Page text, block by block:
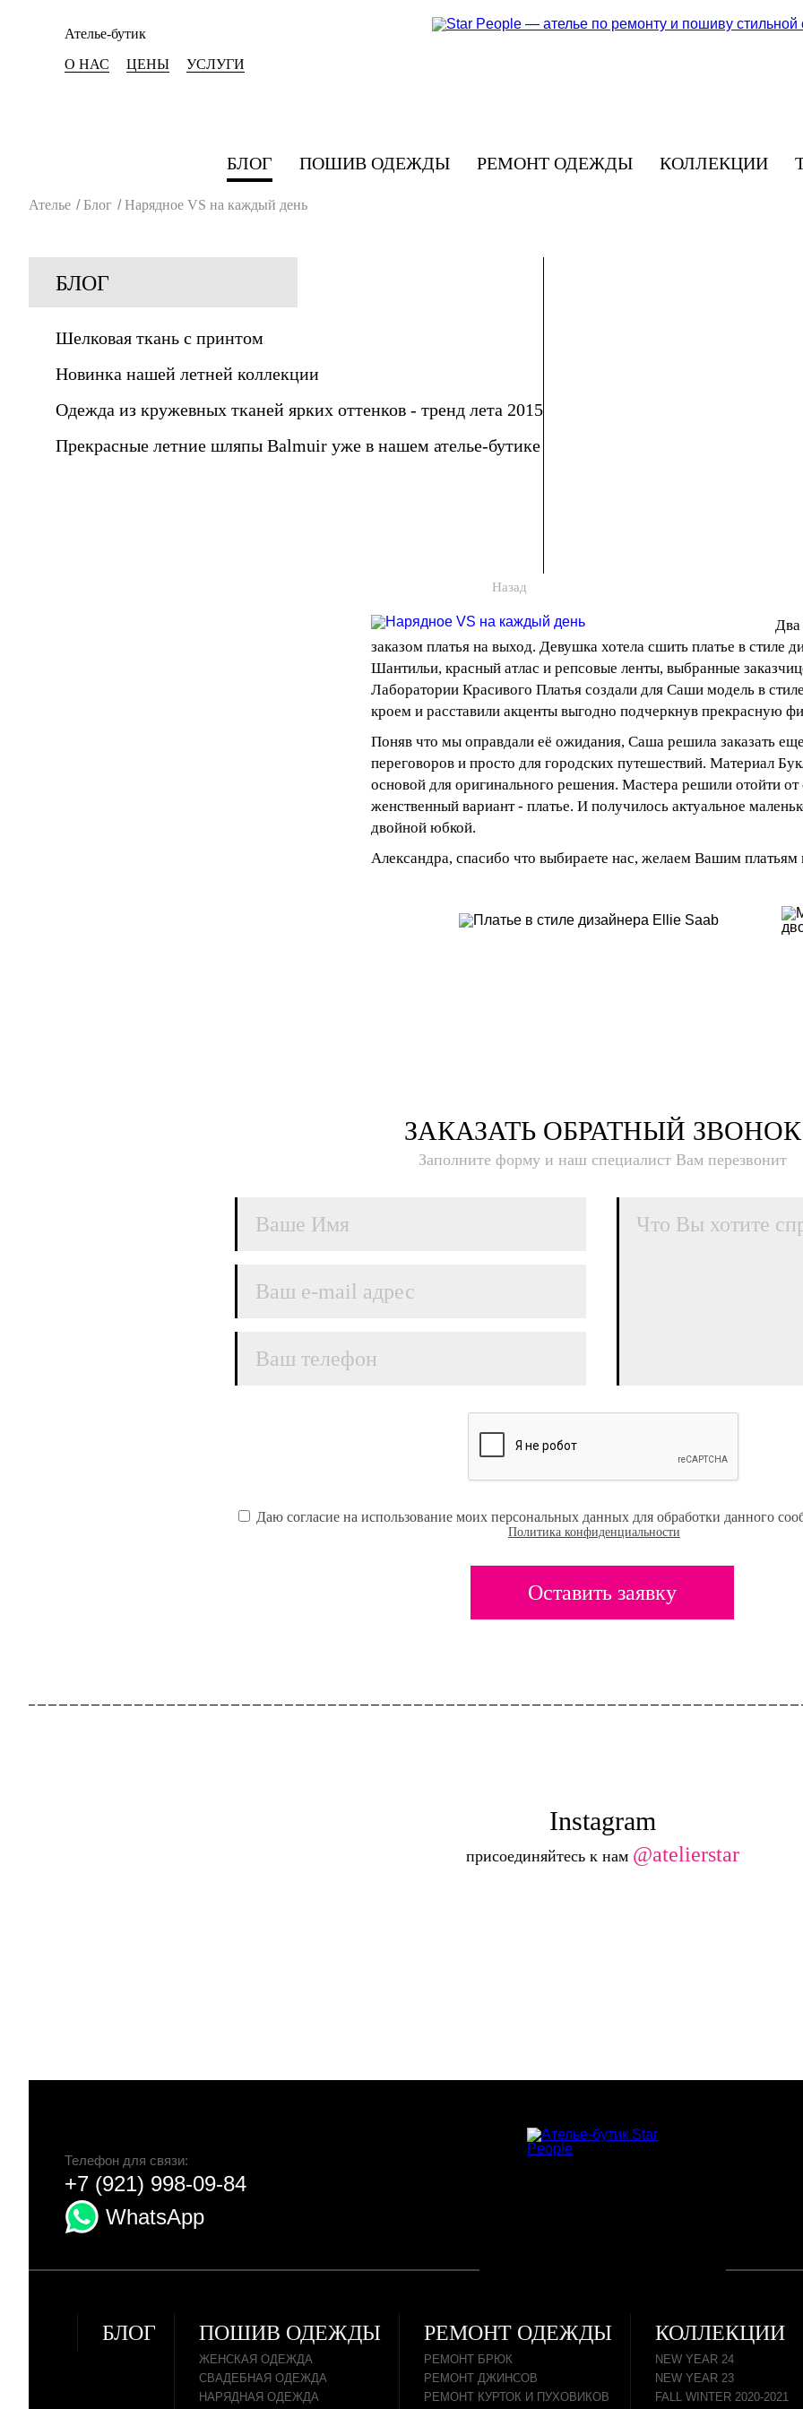
Ателье-бутик
О НАС
ЦЕНЫ УСЛУГИ
БЛОГ ПОШИВ ОДЕЖДЫ РЕМОНТ ОДЕЖДЫ КОЛЛЕКЦИИ
Ателье / Блог / Нарядное VS на каждый день
БЛОГ
Шелковая ткань с принтом
Новинка нашей летней коллекции
Одежда из кружевных тканей ярких оттенков - тренд лета 2015
Прекрасные летние шляпы Balmuir уже в нашем ателье-бутике
Назад
Два
заказом платья на выход. Девушка хотела сшить платье в стиле
Шантильи, красный атлас и репсовые ленты, выбранные
Лаборатории Красивого Платья создали для Саши модель в
кроем и расставили акценты выгодно подчеркнув прекрасную
Поняв что мы оправдали её ожидания, Саша решила заказать
переговоров и просто для городских путешествий. Материал
основой для оригинального решения. Мастера решили отойти
женственный вариант - платье. И получилось актуальное
двойной юбкой.
Александра, спасибо что выбираете нас, желаем Вашим платьям
ЗАКАЗАТЬ ОБРАТНЫЙ ЗВОНОК
Заполните форму и наш специалист Вам перезвонит
Даю согласие на использование моих персональных данных для обработки данного
Политика конфиденциальности
Оставить заявку
Instagram
присоединяйтесь к нам @atelierstar
Телефон для связи:
+7 (921) 998-09-84
WhatsApp
БЛОГ ПОШИВ ОДЕЖДЫ
ЖЕНСКАЯ ОДЕЖДА
СВАДЕБНАЯ ОДЕЖДА
НАРЯДНАЯ ОДЕЖДА
РЕМОНТ ОДЕЖДЫ
РЕМОНТ БРЮК
РЕМОНТ ДЖИНСОВ
РЕМОНТ КУРТОК И ПУХОВИКОВ
КОЛЛЕКЦИИ
NEW YEAR 24
NEW YEAR 23
FALL WINTER 2020-2021